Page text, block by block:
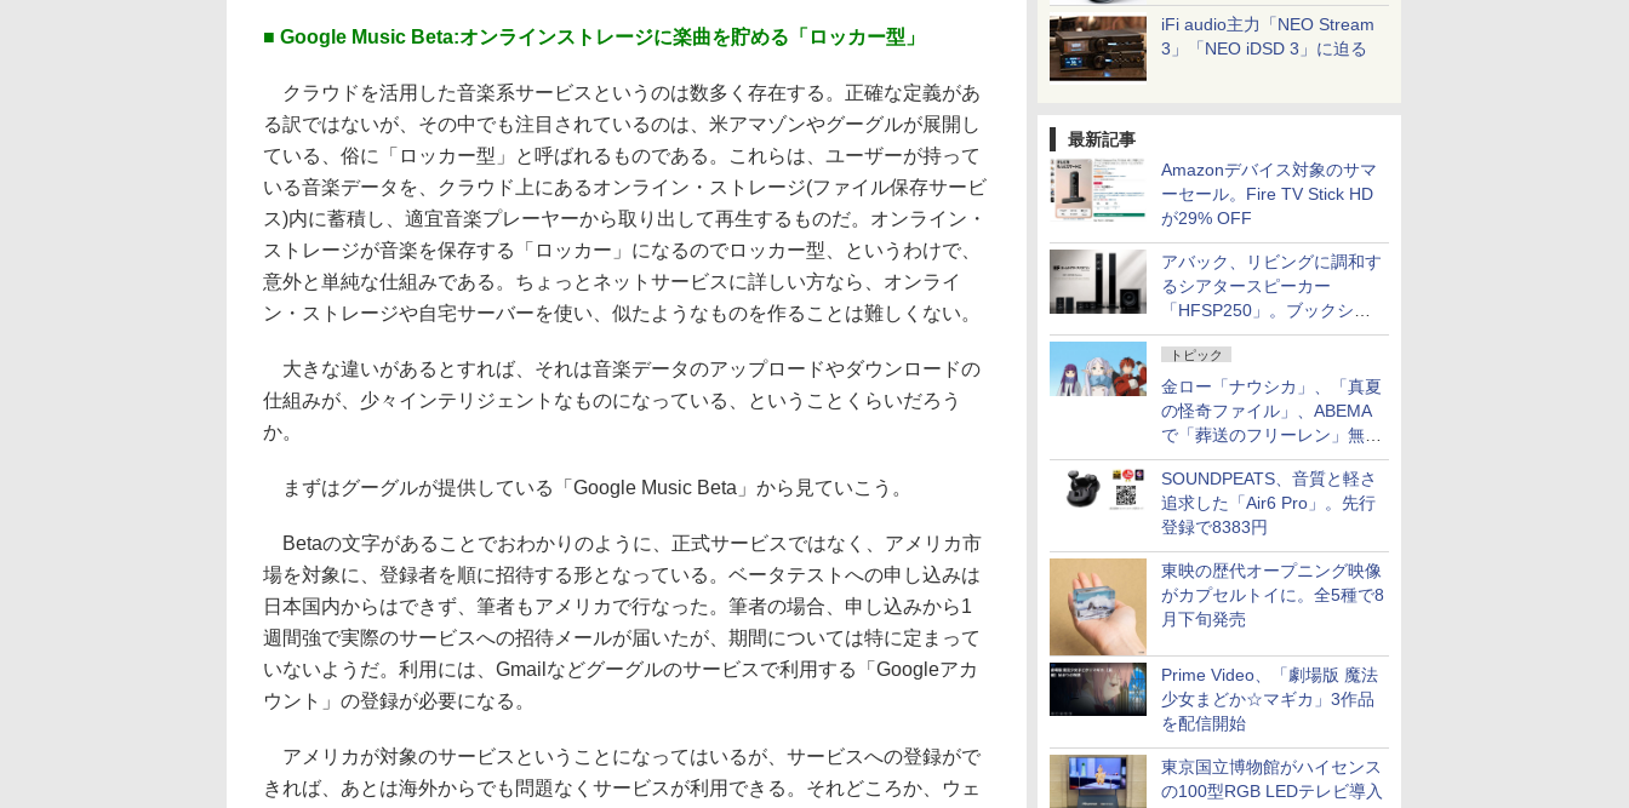
iFi audio主力「NEO Stream
3」「NEO iDSD 3」に迫る
最新記事
Amazonデバイス対象のサマ
ーセール。Fire TV Stick HD
が29% OFF
アバック、リビングに調和す
るシアタースピーカー
「HFSP250」。ブックシェ
ルフはペア3万円以下
トピック
金ロー「ナウシカ」、「真夏
の怪奇ファイル」、ABEMA
で「葬送のフリーレン」無料
配信など。夏の特番・配信情
報
SOUNDPEATS、音質と軽さ
追求した「Air6 Pro」。先行
登録で8383円
東映の歴代オープニング映像
がカプセルトイに。全5種で8
月下旬発売
Prime Video、「劇場版 魔法
少女まどか☆マギカ」3作品
を配信開始
東京国立博物館がハイセンス
の100型RGB LEDテレビ導入
■ Google Music Beta:オンラインストレージに楽曲を貯める「ロッカー型」
クラウドを活用した音楽系サービスというのは数多く存在する。正確な定義があ
る訳ではないが、その中でも注目されているのは、米アマゾンやグーグルが展開し
ている、俗に「ロッカー型」と呼ばれるものである。これらは、ユーザーが持って
いる音楽データを、クラウド上にあるオンライン・ストレージ(ファイル保存サービ
ス)内に蓄積し、適宜音楽プレーヤーから取り出して再生するものだ。オンライン・
ストレージが音楽を保存する「ロッカー」になるのでロッカー型、というわけで、
意外と単純な仕組みである。ちょっとネットサービスに詳しい方なら、オンライ
ン・ストレージや自宅サーバーを使い、似たようなものを作ることは難しくない。
大きな違いがあるとすれば、それは音楽データのアップロードやダウンロードの
仕組みが、少々インテリジェントなものになっている、ということくらいだろう
か。
まずはグーグルが提供している「Google Music Beta」から見ていこう。
Betaの文字があることでおわかりのように、正式サービスではなく、アメリカ市
場を対象に、登録者を順に招待する形となっている。ベータテストへの申し込みは
日本国内からはできず、筆者もアメリカで行なった。筆者の場合、申し込みから1
週間強で実際のサービスへの招待メールが届いたが、期間については特に定まって
いないようだ。利用には、Gmailなどグーグルのサービスで利用する「Googleアカ
ウント」の登録が必要になる。
アメリカが対象のサービスということになってはいるが、サービスへの登録がで
きれば、あとは海外からでも問題なくサービスが利用できる。それどころか、ウェ